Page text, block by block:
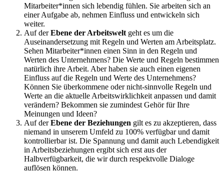
Mitarbeiter*innen sich lebendig fühlen. Sie arbeiten sich an
einer Aufgabe ab, nehmen Einfluss und entwickeln sich
weiter.
Auf derEbene der Arbeitswelt geht es um die
Auseinandersetzung mit Regeln und Werten am Arbeitsplatz.
Sehen Mitarbeiter*innen einen Sinn in den Regeln und
Werten des Unternehmens? Die Werte und Regeln bestimmen
natürlich ihre Arbeit. Aber haben sie auch einen eigenen
Einfluss auf die Regeln und Werte des Unternehmens?
Können Sie überkommene oder nicht-sinnvolle Regeln und
Werte an die aktuelle Arbeitswirklichkeit anpassen und damit
verändern? Bekommen sie zumindest Gehör für Ihre
Meinungen und Ideen?
Auf derEbene der Beziehungen gilt es zu akzeptieren, dass
niemand in unserem Umfeld zu 100% verfügbar und damit
kontrollierbar ist. Die Spannung und damit auch Lebendigkeit
in Arbeitsbeziehungen ergibt sich erst aus der
Halbverfügbarkeit, die wir durch respektvolle Dialoge
auflösen können.